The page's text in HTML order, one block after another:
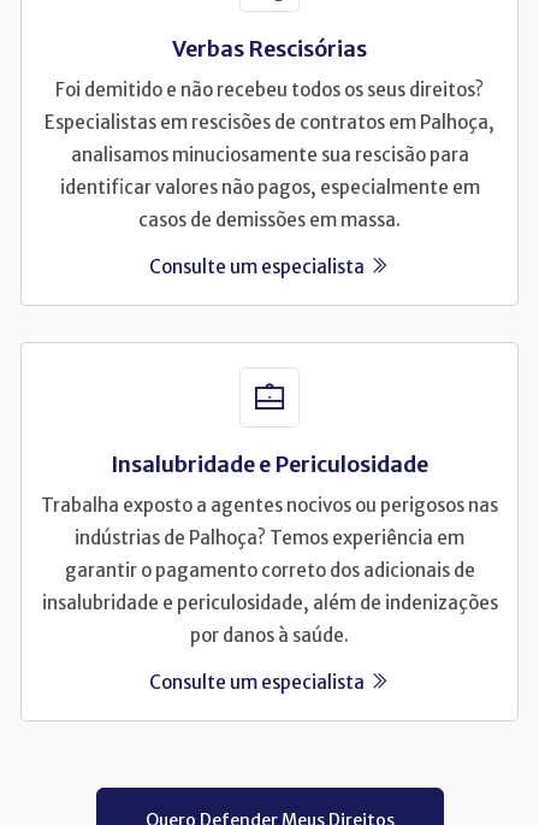
Verbas Rescisórias
Foi demitido e não recebeu todos os seus direitos?
Especialistas em rescisões de contratos em Palhoça,
analisamos minuciosamente sua rescisão para
identificar valores não pagos, especialmente em
casos de demissões em massa.
Consulte um especialista
Insalubridade e Periculosidade
Trabalha exposto a agentes nocivos ou perigosos nas
indústrias de Palhoça? Temos experiência em
garantir o pagamento correto dos adicionais de
insalubridade e periculosidade, além de indenizações
por danos à saúde.
Consulte um especialista
Quero Defender Meus Direitos